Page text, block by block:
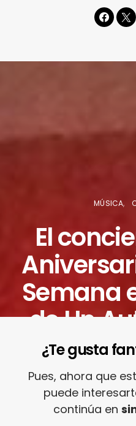
MÚSICA
El
Semana
de Un
Los
fue un
27/11/2018
¿Te gusta
Pues, ahora que
puede
continúa en